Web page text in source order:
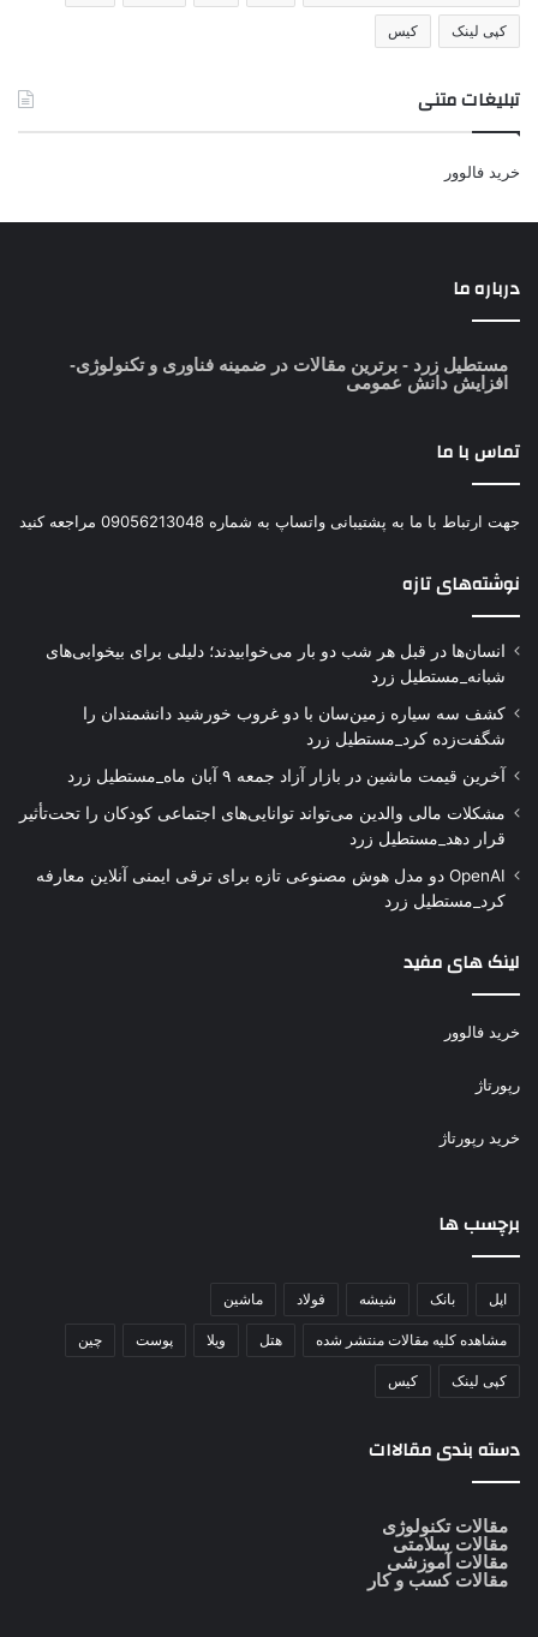
کپی لینک کیس
تبلیغات متنی
خرید فالوور
درباره ما
مستطیل زرد - برترین مقالات در ضمینه فناوری و تکنولوژی-
افزایش دانش عمومی
تماس با ما
جهت ارتباط با ما به پشتیبانی واتساپ به شماره 09056213048 مراجعه کنید
نوشته‌های تازه
انسان‌ها در قبل هر شب دو بار می‌خوابیدند؛ دلیلی برای بیخوابی‌های
شبانه_مستطیل زرد
کشف سه سیاره زمین‌سان با دو غروب خورشید دانشمندان را
شگفت‌زده کرد_مستطیل زرد
آخرین قیمت ماشین در بازار آزاد جمعه ۹ آبان ماه_مستطیل زرد
مشکلات مالی والدین می‌تواند توانایی‌های اجتماعی کودکان را تحت‌تأثیر
قرار دهد_مستطیل زرد
OpenAI دو مدل هوش مصنوعی تازه برای ترقی ایمنی آنلاین معارفه
کرد_مستطیل زرد
لینک های مفید
خرید فالوور
رپورتاژ
خرید رپورتاژ
برچسب ها
اپل بانک شیشه فولاد ماشین
مشاهده کلیه مقالات منتشر شده هتل ویلا پوست چین
کپی لینک کیس
دسته بندی مقالاات
مقالات تکنولوژی
مقالات سلامتی
مقالات آموزشی
مقالات کسب و کار